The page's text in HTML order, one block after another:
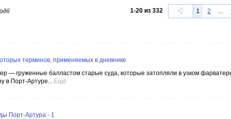
1-20 из 332 1 2 ...
терминов, применяемых в дневнике
— груженные балластом старые суда, которые затопляли в узком
в Порт-Артуре... Ещё
Порт-Артура - 1